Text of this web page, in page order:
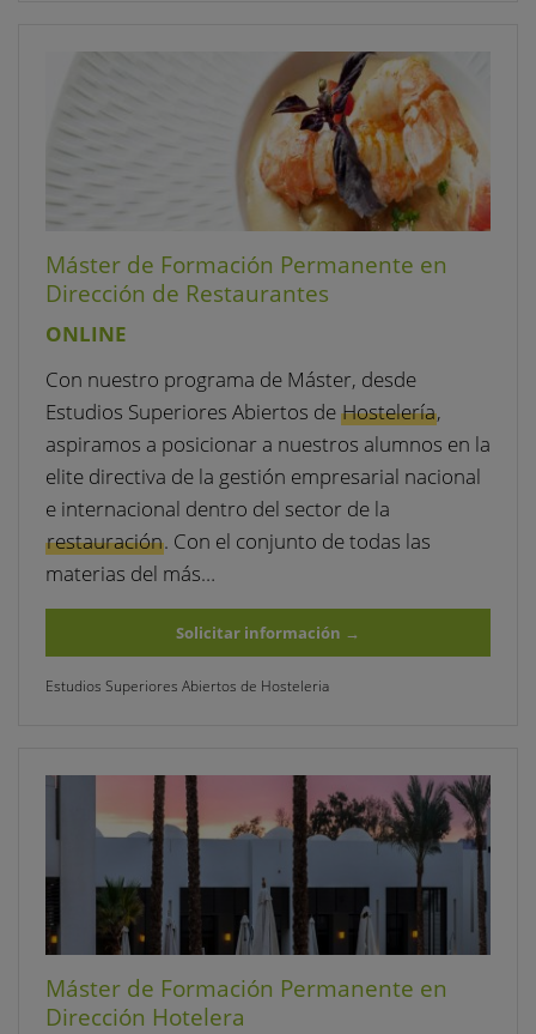
Máster de Formación Permanente en
Dirección de Restaurantes
ONLINE
Con nuestro programa de Máster, desde
Estudios Superiores Abiertos de Hostelería,
aspiramos a posicionar a nuestros alumnos en la
elite directiva de la gestión empresarial nacional
e internacional dentro del sector de la
restauración. Con el conjunto de todas las
materias del más…
Solicitar información →
Estudios Superiores Abiertos de Hosteleria
Máster de Formación Permanente en
Dirección Hotelera